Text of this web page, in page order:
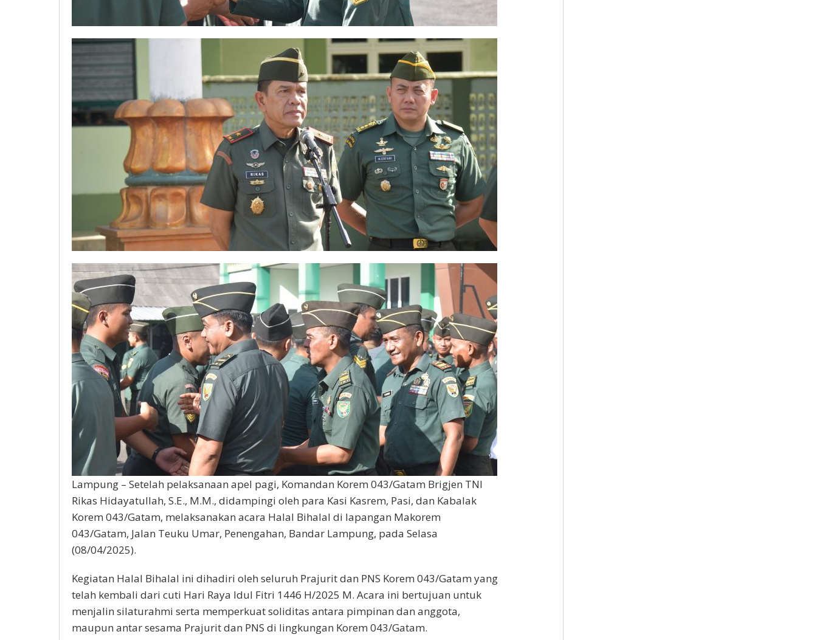
Lampung – Setelah pelaksanaan apel pagi, Komandan Korem 043/Gatam Brigjen TNI
Rikas Hidayatullah, S.E., M.M., didampingi oleh para Kasi Kasrem, Pasi, dan Kabalak
Korem 043/Gatam, melaksanakan acara Halal Bihalal di lapangan Makorem
043/Gatam, Jalan Teuku Umar, Penengahan, Bandar Lampung, pada Selasa
(08/04/2025).
Kegiatan Halal Bihalal ini dihadiri oleh seluruh Prajurit dan PNS Korem 043/Gatam yang
telah kembali dari cuti Hari Raya Idul Fitri 1446 H/2025 M. Acara ini bertujuan untuk
menjalin silaturahmi serta memperkuat soliditas antara pimpinan dan anggota,
maupun antar sesama Prajurit dan PNS di lingkungan Korem 043/Gatam.